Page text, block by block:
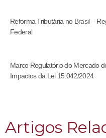
Reforma Tributária no Brasil –
Federal
Marco Regulatório do Mercado
Impactos da Lei 15.042/2024
Artigos